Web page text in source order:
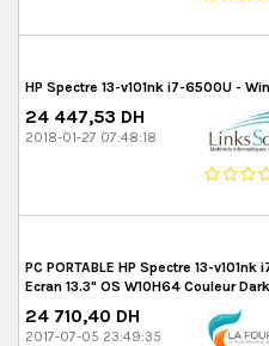
HP Spectre 13-v101nk i7-6500U -
24 447,53 DH
2018-01-27 07:48:18
PC PORTABLE HP Spectre 13-v101nk
Ecran 13.3" OS W10H64 Couleur
24 710,40 DH
2017-07-05 23:49:35